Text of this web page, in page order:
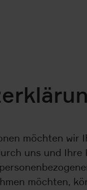
möchten wir
uns und
möchten,